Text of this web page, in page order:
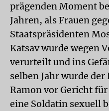
prägenden Moment
Jahren, als Frauen
Staatspräsidenten
Katsav wurde wegen
verurteilt und ins
selben Jahr wurde
Ramon vor Gericht
eine Soldatin sexuell